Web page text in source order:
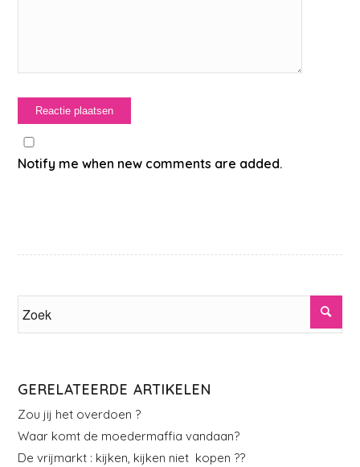
Notify me when new comments are added.
GERELATEERDE ARTIKELEN
Zou jij het overdoen ?
Waar komt de moedermaffia vandaan?
De vrijmarkt : kijken, kijken niet kopen ??